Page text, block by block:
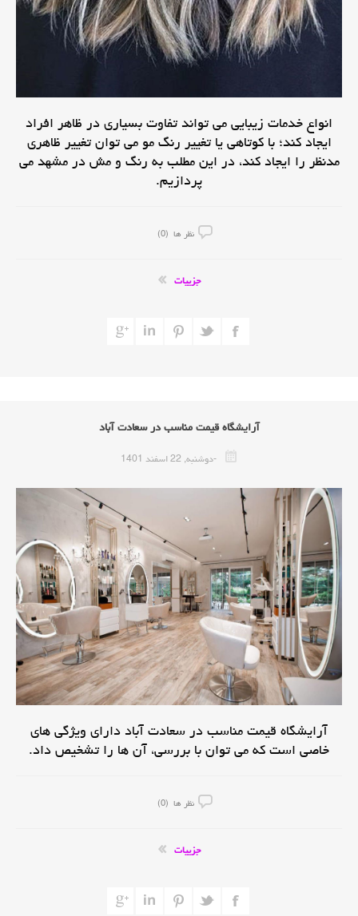
انواع خدمات زیبایی می تواند تفاوت بسیاری در ظاهر افراد
ایجاد کند؛ با کوتاهی یا تغییر رنگ مو می توان تغییر ظاهری
مدنظر را ایجاد کند، در این مطلب به رنگ و مش در مشهد می
پردازیم.
نظر ها (0)
جزییات
آرایشگاه قیمت مناسب در سعادت آباد
-دوشنبه, 22 اسفند 1401
آرایشگاه قیمت مناسب در سعادت آباد دارای ویژگی های
خاصی است که می توان با بررسی، آن ها را تشخیص داد.
نظر ها (0)
جزییات